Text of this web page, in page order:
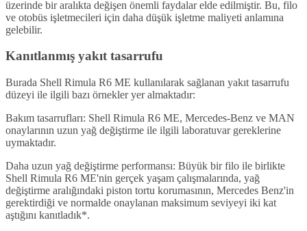
üzerinde bir aralıkta değişen önemli faydalar elde edilmiştir. Bu, filo
ve otobüs işletmecileri için daha düşük işletme maliyeti anlamına
gelebilir.
Kanıtlanmış yakıt tasarrufu
Burada Shell Rimula R6 ME kullanılarak sağlanan yakıt tasarrufu
düzeyi ile ilgili bazı örnekler yer almaktadır:
Bakım tasarrufları: Shell Rimula R6 ME, Mercedes-Benz ve MAN
onaylarının uzun yağ değiştirme ile ilgili laboratuvar gereklerine
uymaktadır.
Daha uzun yağ değiştirme performansı: Büyük bir filo ile birlikte
Shell Rimula R6 ME'nin gerçek yaşam çalışmalarında, yağ
değiştirme aralığındaki piston tortu korumasının, Mercedes Benz'in
gerektirdiği ve normalde onaylanan maksimum seviyeyi iki kat
aştığını kanıtladık*.